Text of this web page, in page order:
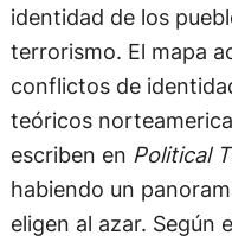
identidad de los
terrorismo. El mapa
conflictos de
teóricos
escriben en Political
habiendo un
eligen al azar. Según